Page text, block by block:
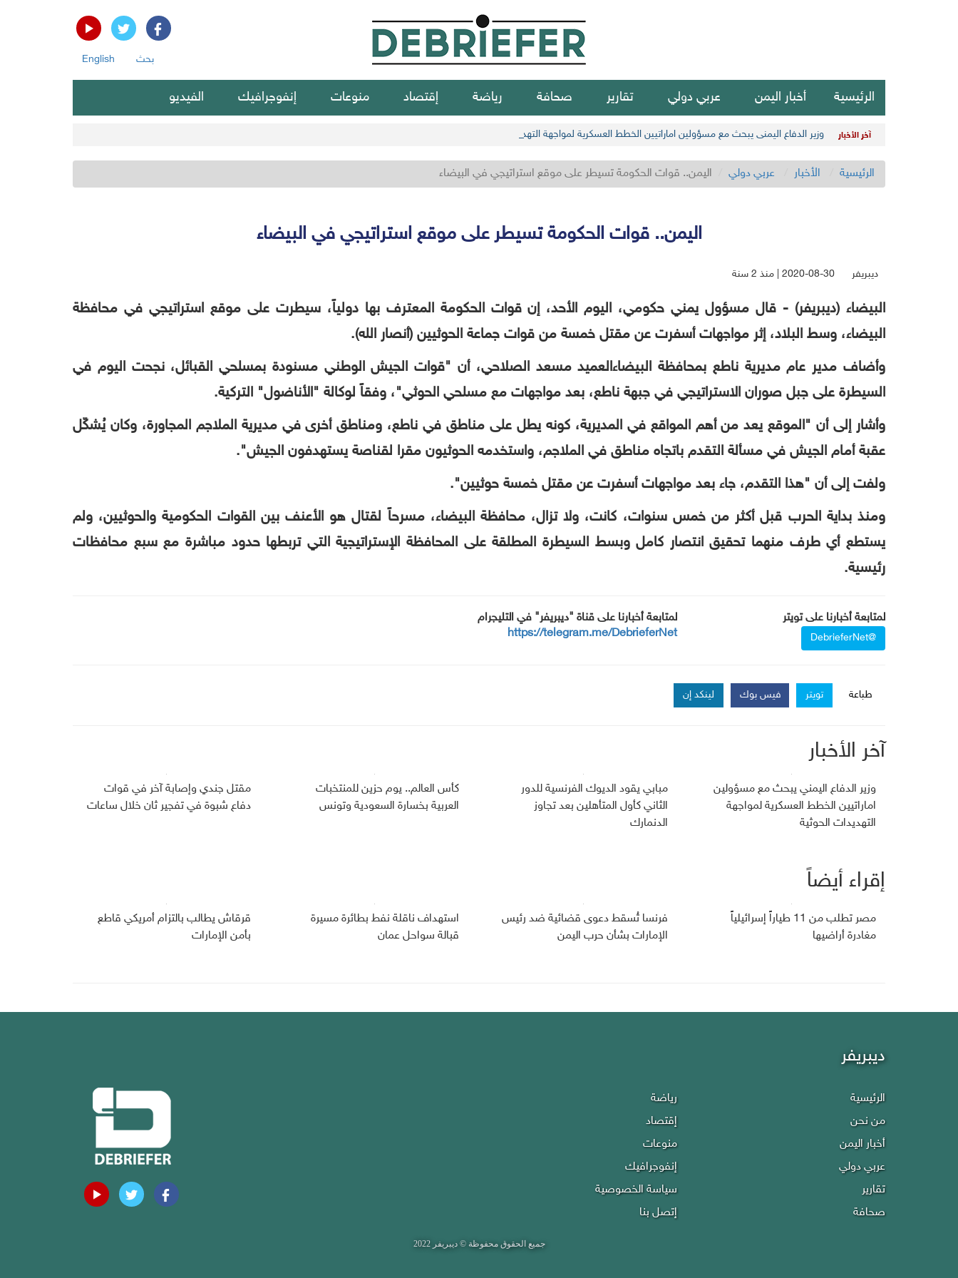
بحث English
الرئيسية أخبار اليمن عربي دولي تقارير صحافة رياضة إقتصاد منوعات إنفوجرافيك الفيديو
آخر الأخبار وزير الدفاع اليمني يبحث مع مسؤولين اماراتيين الخطط العسكرية لمواجهة التهديدات الحوثية
الرئيسية الأخبار عربي دولي اليمن.. قوات الحكومة تسيطر على موقع استراتيجي في البيضاء
اليمن.. قوات الحكومة تسيطر على موقع استراتيجي في البيضاء
ديبريفر 2020-08-30 | منذ 2 سنة
البيضاء (ديبريفر) - قال مسؤول يمني حكومي، اليوم الأحد، إن قوات الحكومة المعترف بها دولياً، سيطرت على موقع استراتيجي في محافظة
البيضاء، وسط البلاد، إثر مواجهات أسفرت عن مقتل خمسة من قوات جماعة الحوثيين (أنصار الله).
وأضاف مدير عام مديرية ناطع بمحافظة البيضاءالعميد مسعد الصلاحي، أن "قوات الجيش الوطني مسنودة بمسلحي القبائل، نجحت اليوم في
السيطرة على جبل صوران الاستراتيجي في جبهة ناطع، بعد مواجهات مع مسلحي الحوثي"، وفقاً لوكالة "الأناضول" التركية.
وأشار إلى أن "الموقع يعد من أهم المواقع في المديرية، كونه يطل على مناطق في ناطع، ومناطق أخرى في مديرية الملاجم المجاورة، وكان يُشكّل
عقبة أمام الجيش في مسألة التقدم باتجاه مناطق في الملاجم، واستخدمه الحوثيون مقرا لقناصة يستهدفون الجيش".
ولفت إلى أن "هذا التقدم، جاء بعد مواجهات أسفرت عن مقتل خمسة حوثيين".
ومنذ بداية الحرب قبل أكثر من خمس سنوات، كانت، ولا تزال، محافظة البيضاء، مسرحاً لقتال هو الأعنف بين القوات الحكومية والحوثيين، ولم
يستطع أي طرف منهما تحقيق انتصار كامل وبسط السيطرة المطلقة على المحافظة الإستراتيجية التي تربطها حدود مباشرة مع سبع محافظات
رئيسية.
لمتابعة أخبارنا على تويتر
@DebrieferNet
لمتابعة أخبارنا على قناة "ديبريفر" في التليجرام
https://telegram.me/DebrieferNet
طباعة تويتر فيس بوك لينكد إن
آخر الأخبار
وزير الدفاع اليمني يبحث مع مسؤولين
اماراتيين الخطط العسكرية لمواجهة
التهديدات الحوثية
مبابي يقود الديوك الفرنسية للدور
الثاني كأول المتأهلين بعد تجاوز
الدنمارك
كأس العالم.. يوم حزين للمنتخبات
العربية بخسارة السعودية وتونس
مقتل جندي وإصابة آخر في قوات
دفاع شبوة في تفجير ثان خلال ساعات
إقراء أيضاً
مصر تطلب من 11 طياراً إسرائيلياً
مغادرة أراضيها
فرنسا تُسقط دعوى قضائية ضد رئيس
الإمارات بشأن حرب اليمن
استهداف ناقلة نفط بطائرة مسيرة
قبالة سواحل عمان
قرقاش يطالب بالتزام أمريكي قاطع
بأمن الإمارات
ديبريفر
الرئيسية
من نحن
أخبار اليمن
عربي دولي
تقارير
صحافة
رياضة
إقتصاد
منوعات
إنفوجرافيك
سياسة الخصوصية
إتصل بنا
جميع الحقوق محفوظة © ديبريفر 2022